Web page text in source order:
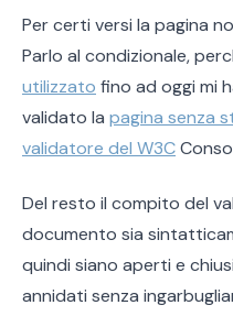
Per certi versi la pagina
Parlo al condizionale,
utilizzato fino ad oggi mi
validato la pagina senza
validatore del W3C
Del resto il compito del
documento sia
quindi siano aperti e
annidati senza